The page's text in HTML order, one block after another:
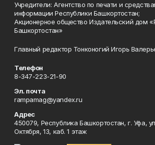
Учредители: Агентство по печати и
информации Республики Башкортостан;
Акционерное общество Издательский дом
Башкортостан»
Главный редактор Тонконогий Игорь
Телефон
8-347-223-21-90
Эл. почта
rampamag@yandex.ru
Адрес
450079, Республика Башкортостан, г. Уфа,
Октября, 13, каб. 1 этаж